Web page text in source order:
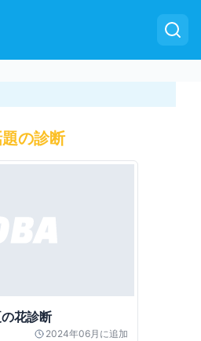
の診断
花診断
2024年06月 に追加